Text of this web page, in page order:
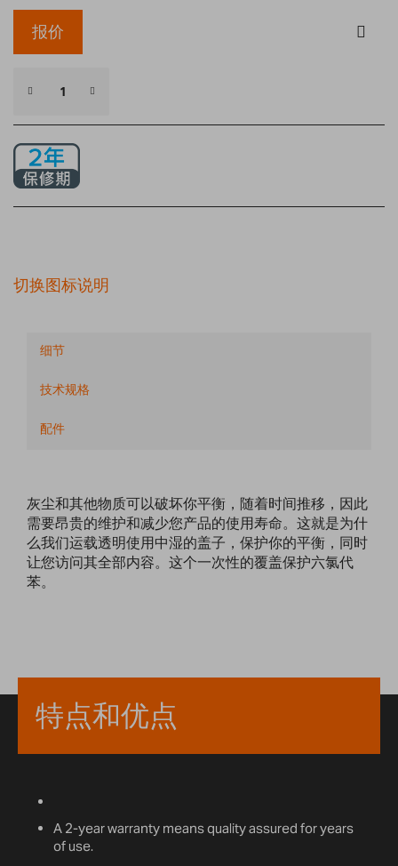
报价
切换图标说明
细节
技术规格
配件
灰尘和其他物质可以破坏你平衡，随着时间推移，因此
需要昂贵的维护和减少您产品的使用寿命。这就是为什
么我们运载透明使用中湿的盖子，保护你的平衡，同时
让您访问其全部内容。这个一次性的覆盖保护六氯代
苯。
特点和优点
A 2-year warranty means quality assured for years
of use.